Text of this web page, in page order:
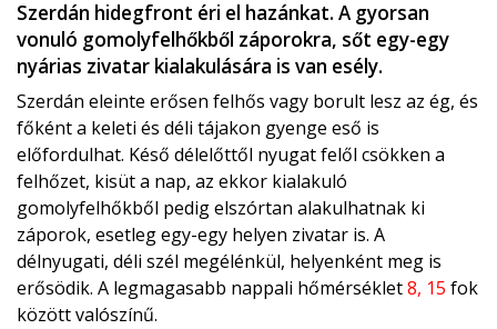
Szerdán hidegfront éri el hazánkat. A gyorsan
vonuló gomolyfelhőkből záporokra, sőt egy-egy
nyárias zivatar kialakulására is van esély.
Szerdán eleinte erősen felhős vagy borult lesz az ég, és
főként a keleti és déli tájakon gyenge eső is
előfordulhat. Késő délelőttől nyugat felől csökken a
felhőzet, kisüt a nap, az ekkor kialakuló
gomolyfelhőkből pedig elszórtan alakulhatnak ki
záporok, esetleg egy-egy helyen zivatar is. A
délnyugati, déli szél megélénkül, helyenként meg is
erősödik. A legmagasabb nappali hőmérséklet8, 15 fok
között valószínű.